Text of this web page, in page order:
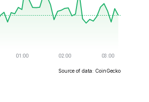
Source of data: CoinGecko